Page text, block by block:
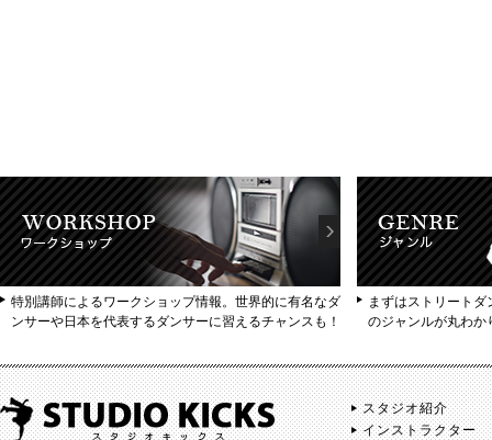
特別講師によるワークショップ情報。世界的に有名なダ
ンサーや日本を代表するダンサーに習えるチャンスも！
まずはストリート
のジャンルが丸わか
スタジオ紹介
インストラクター